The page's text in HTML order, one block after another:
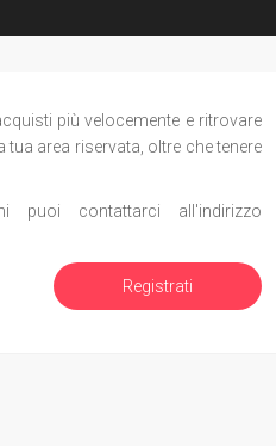
più velocemente e ritrovare
area riservata, oltre che tenere
puoi contattarci all'indirizzo
Registrati